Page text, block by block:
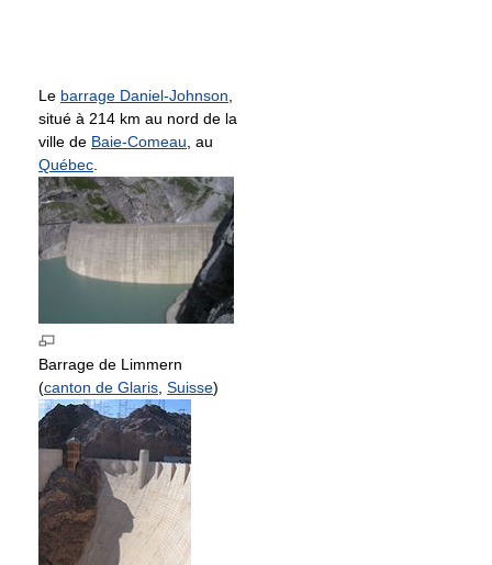
Le barrage Daniel-Johnson
situé à 214 km au nord de la
ville de Baie-Comeau , au
Québec
Barrage de Limmern
(canton de Glaris Suisse)